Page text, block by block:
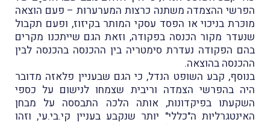
הפרשי ההצמדה משתנה כרצות המערערות – פעם הוצאה
מוכּרת בניכוי או הפסד עסקי המותר בקיזוז, ופעם תקבול
שנעדר מקור הכנסה בפקודה, וזאת הגם שייתכנו מקרים
בהם הפקודה נעדרת סימטריה בין ההכנסה בהכנסה לבין
ההכנסה בהוצאה.
בנוסף, קבע השופט הנדל, כי הגם שבעניין פלאזה מדובר
היה בהפרשי הצמדה וריבית שצמחו לנישום על כספי
השקעתו בפיקדונות, אותה הלכה התבססה על מבחן
האינטגרליות ה"כללי" יותר שנקבע בעניין קי.בי.עי, וזהו